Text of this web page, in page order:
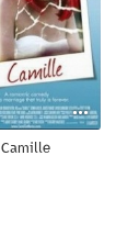
Camille